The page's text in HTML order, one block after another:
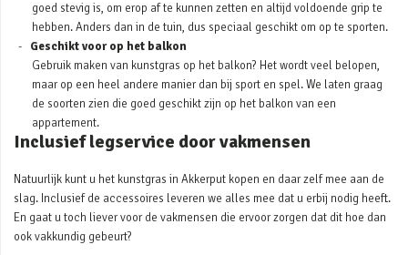
goed stevig is, om erop af te kunnen zetten en altijd voldoende grip te
hebben. Anders dan in de tuin, dus speciaal geschikt om op te sporten.
Geschikt voor op het balkon
Gebruik maken van kunstgras op het balkon? Het wordt veel belopen,
maar op een heel andere manier dan bij sport en spel. We laten graag
de soorten zien die goed geschikt zijn op het balkon van een
appartement.
Inclusief legservice door vakmensen
Natuurlijk kunt u het kunstgras in Akkerput kopen en daar zelf mee aan de
slag. Inclusief de accessoires leveren we alles mee dat u erbij nodig heeft.
En gaat u toch liever voor de vakmensen die ervoor zorgen dat dit hoe dan
ook vakkundig gebeurt?